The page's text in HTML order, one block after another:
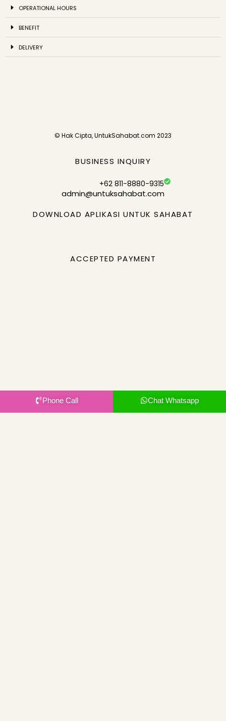
OPERATIONAL HOURS
BENEFIT
DELIVERY
© Hak Cipta, UntukSahabat.com 2023
BUSINESS INQUIRY
+62 811-8880-9315
admin@untuksahabat.com
DOWNLOAD APLIKASI UNTUK SAHABAT
ACCEPTED PAYMENT
Phone Call Chat Whatsapp